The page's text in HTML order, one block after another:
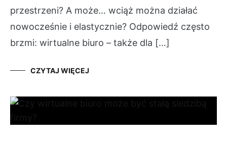
przestrzeni? A może… wciąż można działać
nowocześnie i elastycznie? Odpowiedź często
brzmi: wirtualne biuro – także dla […]
CZYTAJ WIĘCEJ